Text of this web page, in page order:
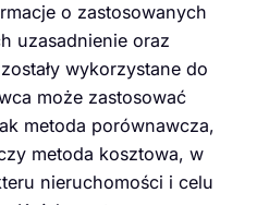
o zastosowanych
uzasadnienie oraz
wykorzystane do
może zastosować
metoda porównawcza,
metoda kosztowa, w
nieruchomości i celu